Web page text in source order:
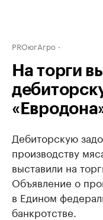
PROюгАгро
На торги
Дебиторскую
производству
выставили на
Объявление о
в Едином
банкротстве.